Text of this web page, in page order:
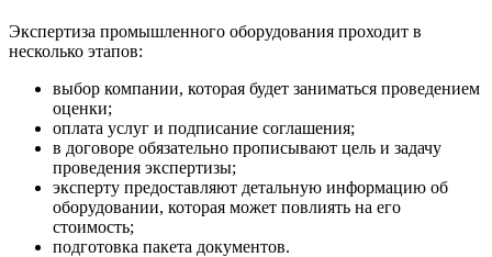
Экспертиза промышленного оборудования проходит в
несколько этапов:
выбор компании, которая будет заниматься проведением
оценки;
оплата услуг и подписание соглашения;
в договоре обязательно прописывают цель и задачу
проведения экспертизы;
эксперту предоставляют детальную информацию об
оборудовании, которая может повлиять на его
стоимость;
подготовка пакета документов.